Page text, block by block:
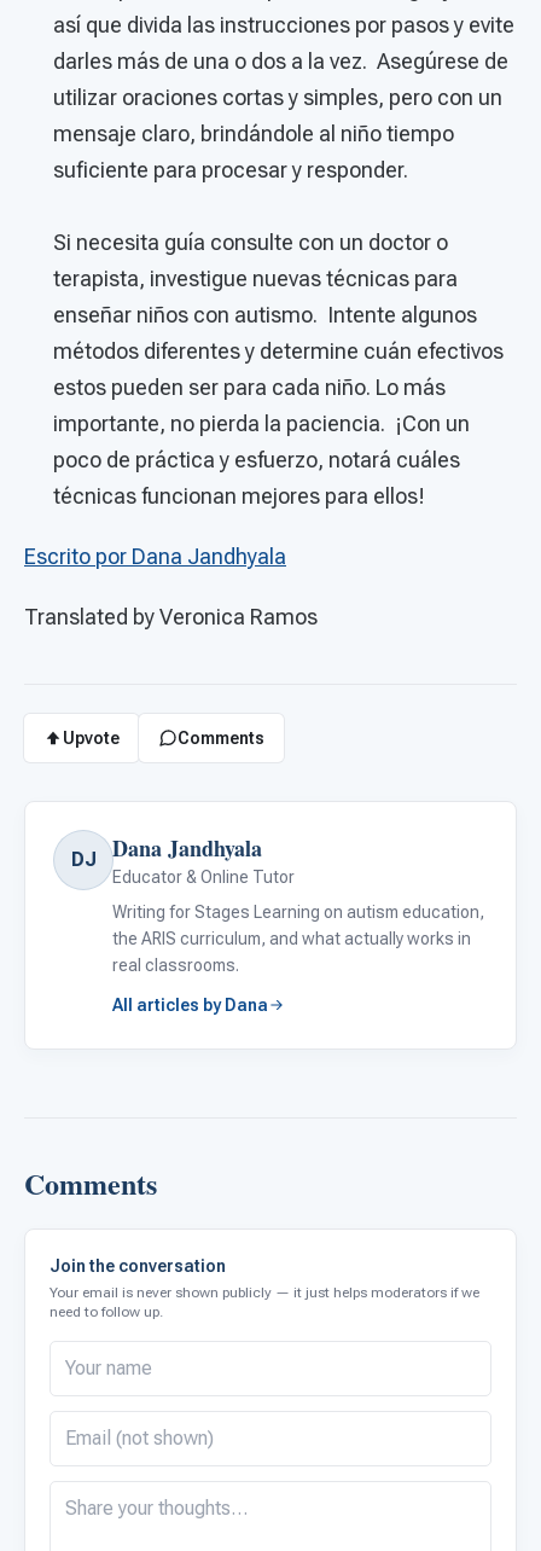
así que divida las instrucciones por pasos y evite
darles más de una o dos a la vez. Asegúrese de
utilizar oraciones cortas y simples, pero con un
mensaje claro, brindándole al niño tiempo
suficiente para procesar y responder.
Si necesita guía consulte con un doctor o
terapista, investigue nuevas técnicas para
enseñar niños con autismo. Intente algunos
métodos diferentes y determine cuán efectivos
estos pueden ser para cada niño. Lo más
importante, no pierda la paciencia. ¡Con un
poco de práctica y esfuerzo, notará cuáles
técnicas funcionan mejores para ellos!
Escrito por Dana Jandhyala
Translated by Veronica Ramos
Upvote Comments
DJ Dana Jandhyala
Educator & Online Tutor
Writing for Stages Learning on autism education,
the ARIS curriculum, and what actually works in
real classrooms.
All articles by Dana
Comments
Join the conversation
Your email is never shown publicly — it just helps moderators if we
need to follow up.